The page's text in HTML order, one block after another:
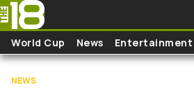
Skip to main content
World Cup News Entertainment
NEWS